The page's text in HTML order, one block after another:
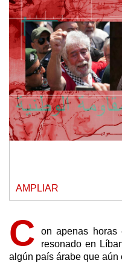
AMPLIAR
C
on apenas horas
resonado en
algún país árabe que aún